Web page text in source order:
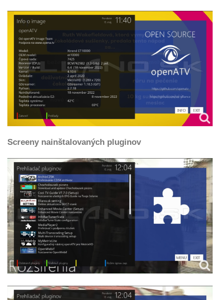
Screeny nainštalovaných pluginov